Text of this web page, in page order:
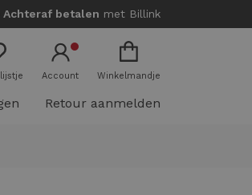
Achteraf betalen met Billink
Account Winkelmandje
Retour aanmelden